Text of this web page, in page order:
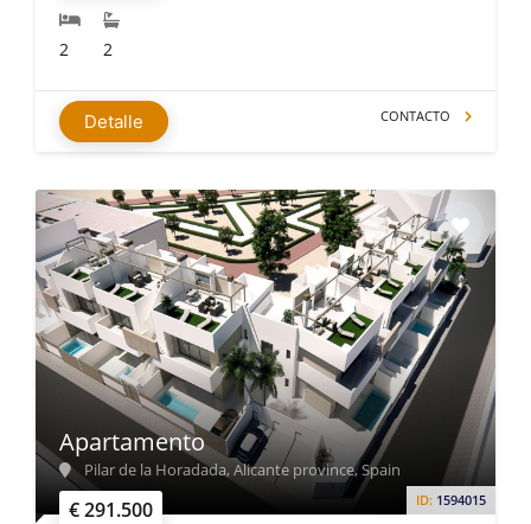
2 2
Detalle CONTACTO
€ 291.500 ID: 1594015
Apartamento
Pilar de la Horadada, Alicante province, Spain